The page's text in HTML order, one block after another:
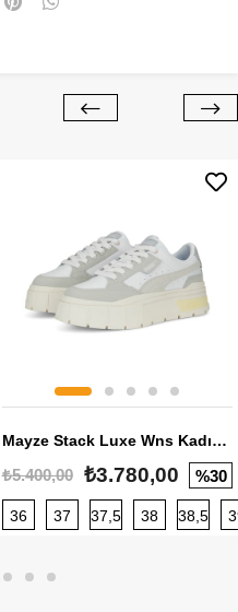
40 40,5 41 42 42,5
Mayze Stack Luxe Wns Kadın Sneaker
₺5.400,00 ₺3.780,00 %30
36 37 37,5 38 38,5